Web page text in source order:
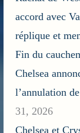
accord avec
réplique et
Fin du
Chelsea
l’annulation
31, 2026
Chelsea et